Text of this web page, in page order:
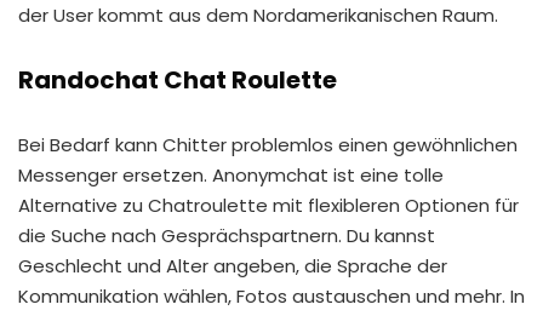
der User kommt aus dem Nordamerikanischen Raum.
Randochat Chat Roulette
Bei Bedarf kann Chitter problemlos einen gewöhnlichen
Messenger ersetzen. Anonymchat ist eine tolle
Alternative zu Chatroulette mit flexibleren Optionen für
die Suche nach Gesprächspartnern. Du kannst
Geschlecht und Alter angeben, die Sprache der
Kommunikation wählen, Fotos austauschen und mehr. In